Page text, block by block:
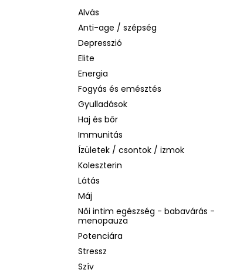
Alvás
Anti-age / szépség
Depresszió
Elite
Energia
Fogyás és emésztés
Gyulladások
Haj és bőr
Immunitás
Ízületek / csontok / izmok
Koleszterin
Látás
Máj
Női intim egészség - babavárás -
menopauza
Potenciára
Stressz
Szív
BIODERMA PHOTODERM AQUAFLUID
INVISIBLE SPF 50+ – LÁTHATATLAN
ARCVÉDŐ KRÉM, 40 ML
2 480 Ft
Korábbi: 6 870 Ft